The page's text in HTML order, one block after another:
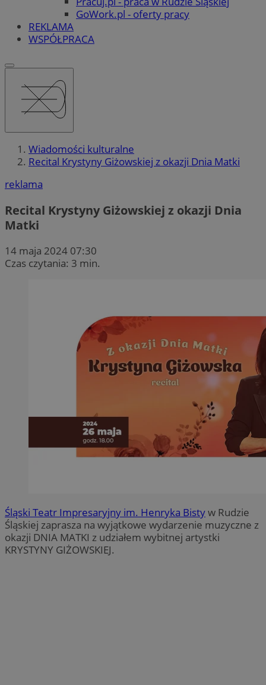
GoWork.pl - oferty pracy
REKLAMA
WSPÓŁPRACA
Wiadomości kulturalne
Recital Krystyny Giżowskiej z okazji Dnia Matki
reklama
Recital Krystyny Giżowskiej z okazji Dnia
Matki
14 maja 2024 07:30
Czas czytania: 3 min.
Śląski Teatr Impresaryjny im. Henryka Bistyw Rudzie
Śląskiej zaprasza na wyjątkowe wydarzenie muzyczne z
okazji DNIA MATKI z udziałem wybitnej artystki
KRYSTYNY GIŻOWSKIEJ.